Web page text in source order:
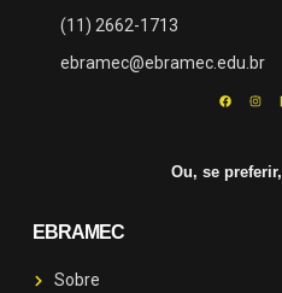
(11) 2662-1713
ebramec@ebramec.edu.br
Ou, se preferir,
EBRAMEC
Sobre